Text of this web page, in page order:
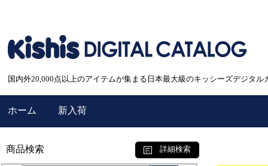
国内外20,000点以上のアイテムが集まる日本最大級のキッシーズデジタル
ホーム 新入荷
商品検索 詳細検索